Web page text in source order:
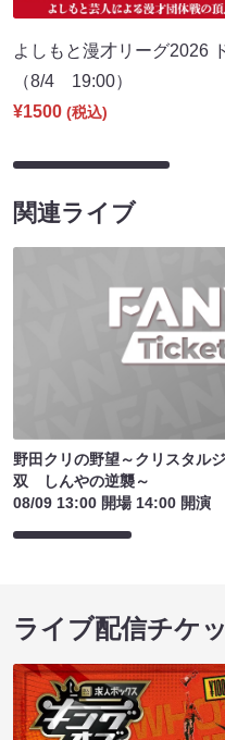
よしもと漫才リーグ2026
（8/4 19:00）
¥1500 (税込)
関連ライブ
野田クリの野望～クリスタル
双 しんやの逆襲～
08/09 13:00 開場 14:00 開演
ライブ配信チケ